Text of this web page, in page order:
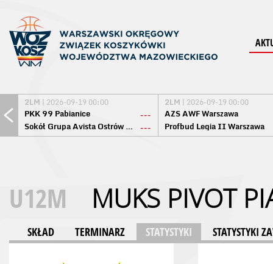
2LM | 2026-09-19 00:00
PKK 99 Pabianice
---
Sokół Grupa Avista Ostrów Maz. ---
2LM | 2026-09-19 00:00
AZS AWF Warszawa
Profbud Legia II Warszawa
U12M MUKS PIVOT
SKŁAD TERMINARZ STATYSTYKI STATYSTYKI